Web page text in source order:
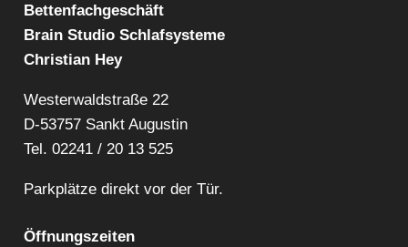
Bettenfachgeschäft
Brain Studio Schlafsysteme
Christian Hey
Westerwaldstraße 22
D-53757 Sankt Augustin
Tel. 02241 / 20 13 525
Parkplätze direkt vor der Tür.
Öffnungszeiten